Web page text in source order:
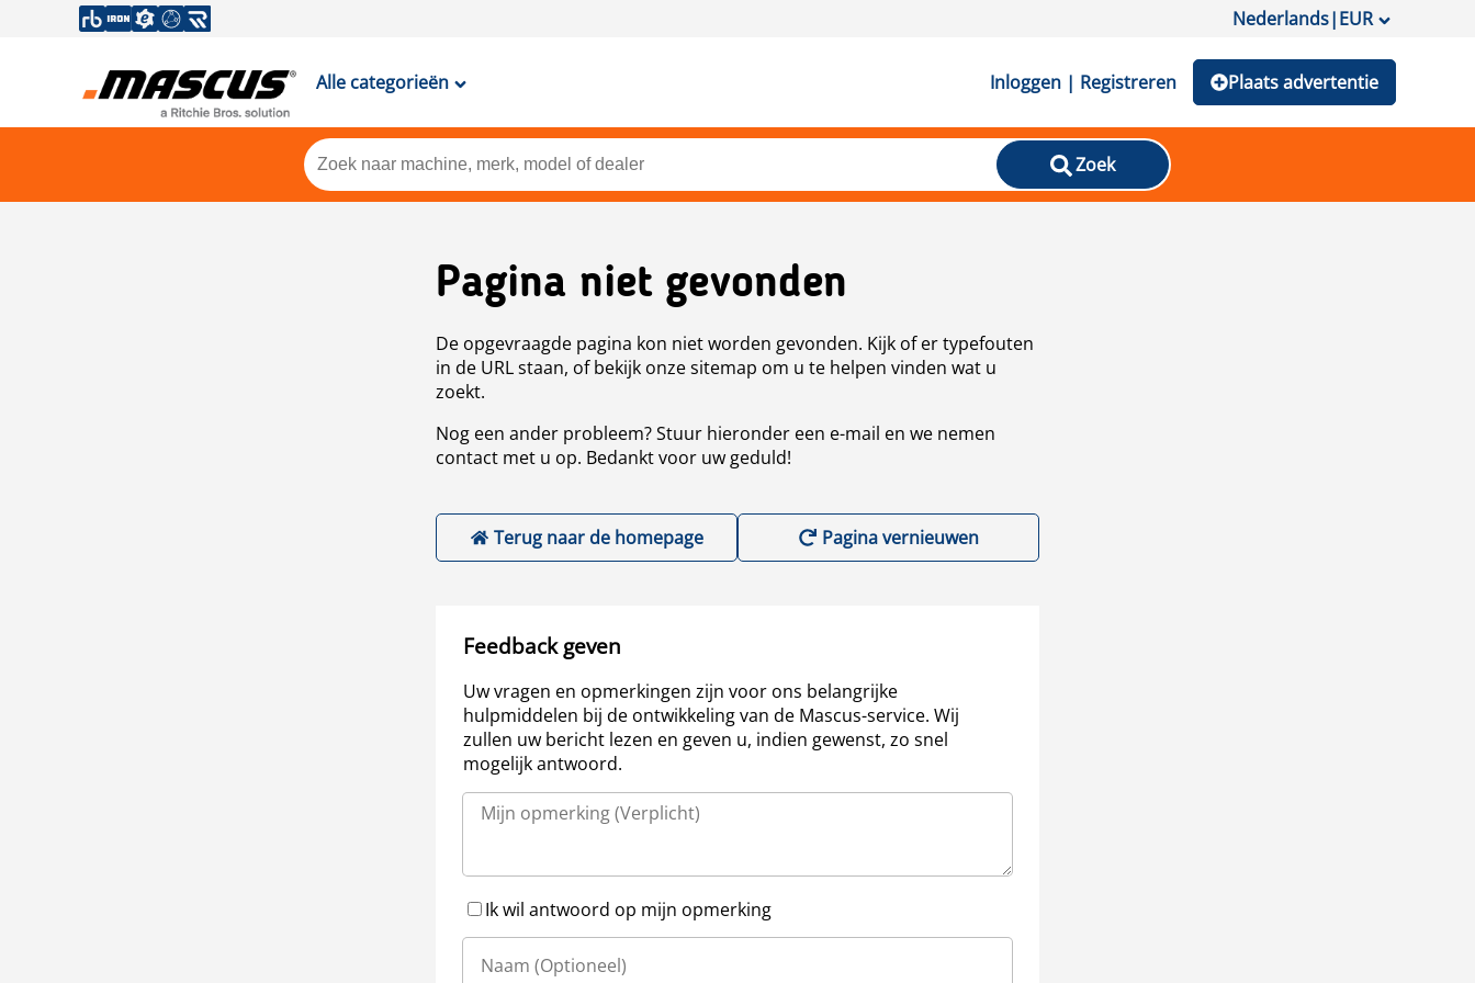
Nederlands|EUR
Alle categorieën Inloggen | Registreren Plaats advertentie
Zoek
Pagina niet gevonden
De opgevraagde pagina kon niet worden gevonden. Kijk of er typefouten
in de URL staan, of bekijk onze sitemap om u te helpen vinden wat u
zoekt.
Nog een ander probleem? Stuur hieronder een e-mail en we nemen
contact met u op. Bedankt voor uw geduld!
Terug naar de homepage Pagina vernieuwen
Feedback geven
Uw vragen en opmerkingen zijn voor ons belangrijke
hulpmiddelen bij de ontwikkeling van de Mascus-service. Wij
zullen uw bericht lezen en geven u, indien gewenst, zo snel
mogelijk antwoord.
Ik wil antwoord op mijn opmerking